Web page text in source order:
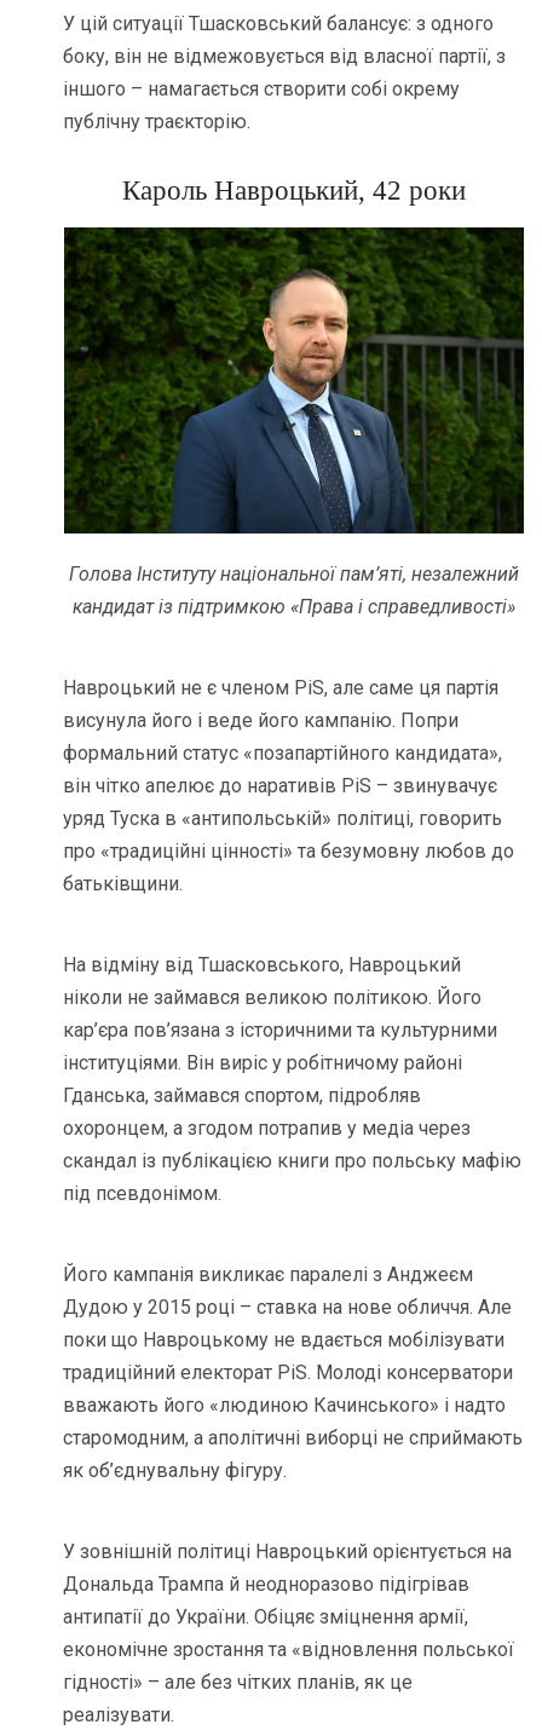
У цій ситуації Тшасковський балансує: з одного
боку, він не відмежовується від власної партії, з
іншого – намагається створити собі окрему
публічну траєкторію.
Кароль Навроцький, 42 роки
Голова Інституту національної пам’яті, незалежний
кандидат із підтримкою «Права і справедливості»
Навроцький не є членом PiS, але саме ця партія
висунула його і веде його кампанію. Попри
формальний статус «позапартійного кандидата»,
він чітко апелює до наративів PiS – звинувачує
уряд Туска в «антипольській» політиці, говорить
про «традиційні цінності» та безумовну любов до
батьківщини.
На відміну від Тшасковського, Навроцький
ніколи не займався великою політикою. Його
кар’єра пов’язана з історичними та культурними
інституціями. Він виріс у робітничому районі
Гданська, займався спортом, підробляв
охоронцем, а згодом потрапив у медіа через
скандал із публікацією книги про польську мафію
під псевдонімом.
Його кампанія викликає паралелі з Анджеєм
Дудою у 2015 році – ставка на нове обличчя. Але
поки що Навроцькому не вдається мобілізувати
традиційний електорат PiS. Молоді консерватори
вважають його «людиною Качинського» і надто
старомодним, а аполітичні виборці не сприймають
як об’єднувальну фігуру.
У зовнішній політиці Навроцький орієнтується на
Дональда Трампа й неодноразово підігрівав
антипатії до України. Обіцяє зміцнення армії,
економічне зростання та «відновлення польської
гідності» – але без чітких планів, як це
реалізувати.